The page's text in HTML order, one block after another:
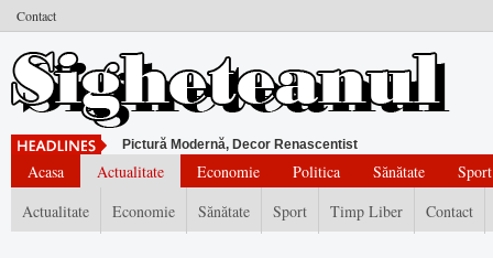
Contact
Pictură Modernă, Decor Renascentist
Acasa Actualitate Economie Politica Sănătate
Sport
Actualitate
Economie Sănătate Sport Timp Liber Contact